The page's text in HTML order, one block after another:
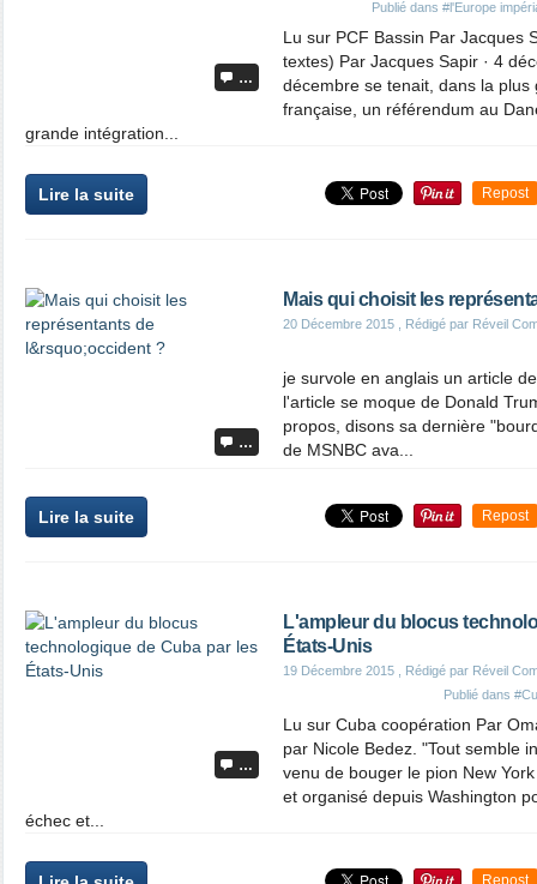
…
Publié dans #l'Europe
Lu sur PCF Bassin Par Jacques
textes) Par Jacques Sapir · 4
décembre se tenait, dans la
française, un référendum au
grande intégration...
Lire la suite Repost
…
Mais qui choisit les
20 Décembre 2015 , Rédigé par Réveil
je survole en anglais un article
l'article se moque de Donald
propos, disons sa dernière
de MSNBC ava...
Lire la suite Repost
…
L'ampleur du blocus
États-Unis
19 Décembre 2015 , Rédigé par Réveil
Publié dans
Lu sur Cuba coopération Par
par Nicole Bedez. "Tout semble
venu de bouger le pion New
et organisé depuis Washington
échec et...
Repost